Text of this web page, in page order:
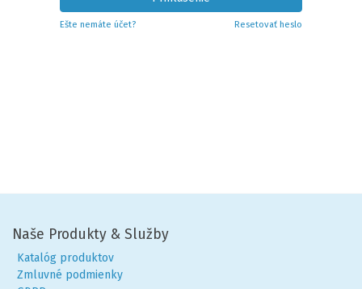
Ešte nemáte účet? Resetovať heslo
Naše Produkty & Služby
Katalóg produktov
Zmluvné podmienky